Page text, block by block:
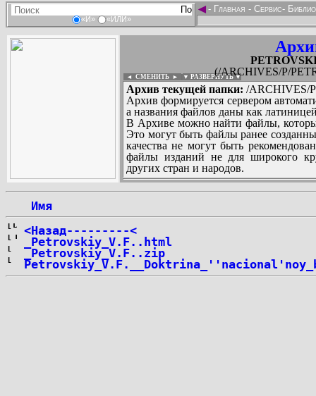
«И» «ИЛИ»
◄- Главная - Сервис-
(/ARCHIVES/P/
◄ СМЕНИТЬ ► ▼ РАЗВЕРНУТЬ ▼
Архив текущей папки: /ARCHIVES/
Архив формируется сервером
а названия файлов даны как
В Архиве можно найти файлы,
Это могут быть файлы ранее
качества не могут быть
файлы изданий не для широкого
других стран и народов.
Имя
<Назад---------<
_Petrovskiy_V.F..html
_Petrovskiy_V.F..zip